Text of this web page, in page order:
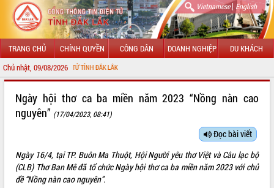
Vietnamese| English
TRANG CHỦ CHÍNH QUYỀN CÔNG DÂN DOANH NGHIỆP DU KHÁCH
Chủ nhật, 09/08/2026
LÃNH ĐẠO UBND TỈNH
SỞ, BAN, NGÀNH
Ngày hội thơ ca ba miền năm 2023 “Nồng nàn cao
nguyên” (17/04/2023, 08:41)
Đọc bài viết
Ngày 16/4, tại TP. Buôn Ma Thuột, Hội Người yêu thơ Việt và Câu lạc bộ
(CLB) Thơ Ban Mê đã tổ chức Ngày hội thơ ca ba miền năm 2023 với chủ
đề “Nồng nàn cao nguyên”.